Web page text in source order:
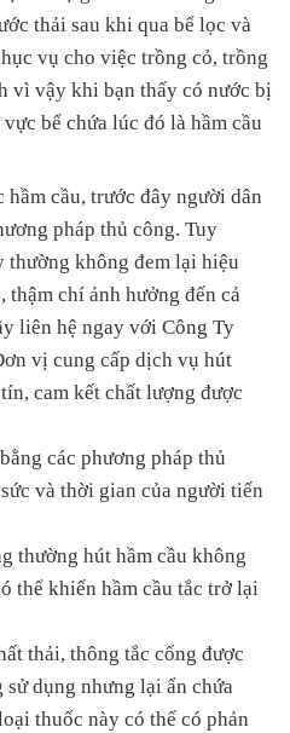
thải sau khi qua bể lọc và
vụ cho việc trồng cỏ, trồng
vì vậy khi bạn thấy có nước bị
bể chứa lúc đó là hầm cầu
cầu, trước đây người dân
pháp thủ công. Tuy
thường không đem lại hiệu
thậm chí ảnh hưởng đến cả
liên hệ ngay với Công Ty
vị cung cấp dịch vụ hút
cam kết chất lượng được
các phương pháp thủ
và thời gian của người tiến
thường hút hầm cầu không
thể khiến hầm cầu tắc trở lại
thải, thông tắc cống được
dụng nhưng lại ẩn chứa
thuốc này có thể có phản